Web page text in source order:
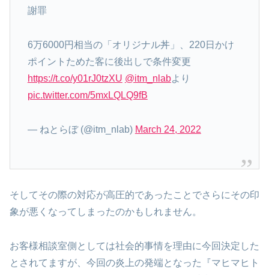
謝罪
6万6000円相当の「オリジナル丼」、220日かけ
ポイントためた客に後出しで条件変更
https://t.co/y01rJ0tzXU @itm_nlabより
pic.twitter.com/5mxLQLQ9fB
— ねとらぼ (@itm_nlab) March 24, 2022
そしてその際の対応が高圧的であったことでさらにその印
象が悪くなってしまったのかもしれません。
お客様相談室側としては社会的事情を理由に今回決定した
とされてますが、今回の炎上の発端となった『マヒマヒト